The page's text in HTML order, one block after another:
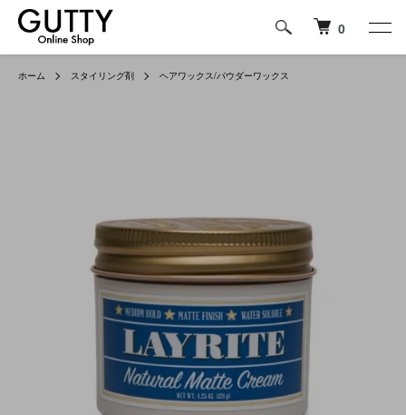
0
ホーム スタイリング剤 ヘアワックス/パウダーワックス